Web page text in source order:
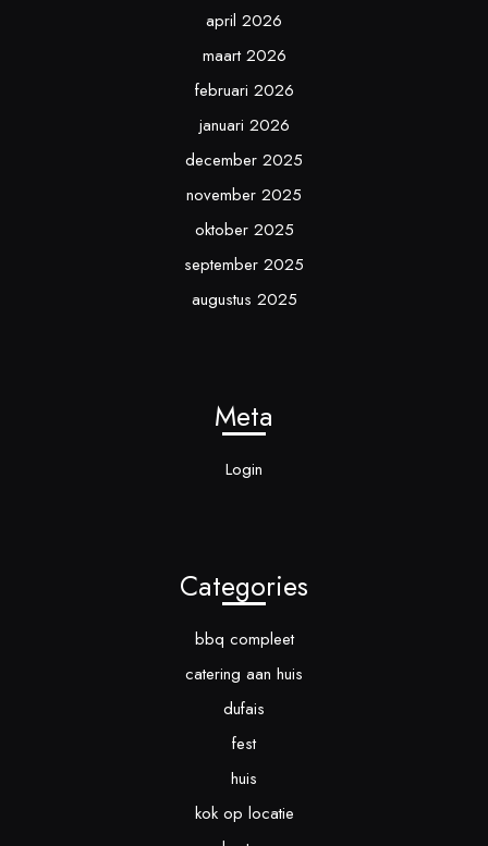
april 2026
maart 2026
februari 2026
januari 2026
december 2025
november 2025
oktober 2025
september 2025
augustus 2025
Meta
Login
Categories
bbq compleet
catering aan huis
dufais
fest
huis
kok op locatie